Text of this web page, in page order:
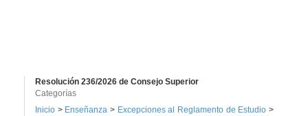
Resolución 236/2026 de Consejo Superior
Categorías
Inicio > Enseñanza> Excepciones al Reglamento de Estudio >